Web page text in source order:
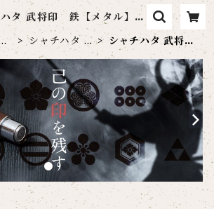
タ 武将印 鉄【メタル】ホ
| 【通販】原眞堂 印鑑/電子
印 通販サイト
シャチハタ 武
将印 鉄【メ
タル】
シャチハタ 武将
印 鉄【メタル】
ホワイト